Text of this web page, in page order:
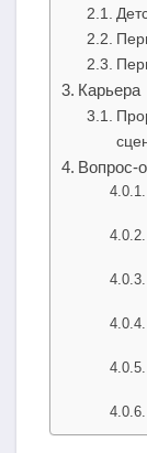
Карьера
Вопрос-